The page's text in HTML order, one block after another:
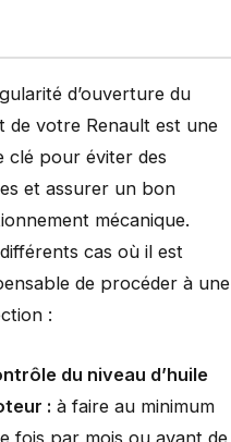
d’ouverture du
de votre Renault est une
clé pour éviter des
et assurer un bon
mécanique.
cas où il est
de procéder à une
:
du niveau d’huile
: à faire au minimum